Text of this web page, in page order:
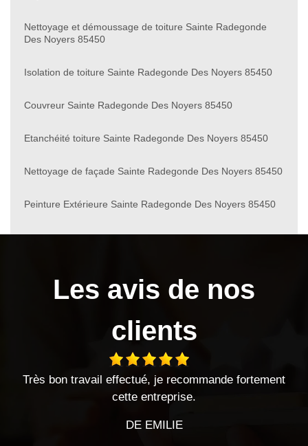
Nettoyage et démoussage de toiture Sainte Radegonde
Des Noyers 85450
Isolation de toiture Sainte Radegonde Des Noyers 85450
Couvreur Sainte Radegonde Des Noyers 85450
Etanchéité toiture Sainte Radegonde Des Noyers 85450
Nettoyage de façade Sainte Radegonde Des Noyers 85450
Peinture Extérieure Sainte Radegonde Des Noyers 85450
Les avis de nos
clients
effectué, je recommande fortement
cette entreprise.
entreprise